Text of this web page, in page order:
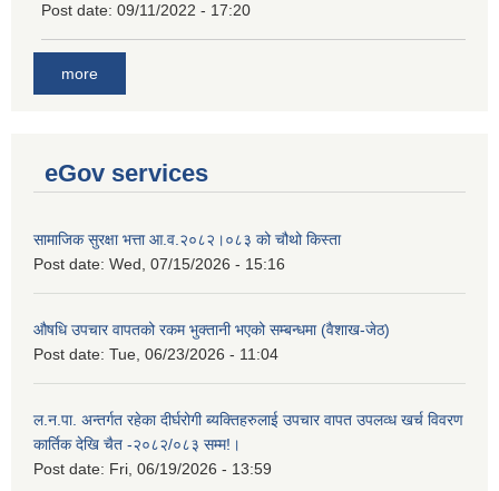
Post date: 09/11/2022 - 17:20
more
eGov services
सामाजिक सुरक्षा भत्ता आ.व.२०८२।०८३ को चौथो किस्ता
Post date: Wed, 07/15/2026 - 15:16
औषधि उपचार वापतको रकम भुक्तानी भएको सम्बन्धमा (वैशाख-जेठ)
Post date: Tue, 06/23/2026 - 11:04
ल.न.पा. अन्तर्गत रहेका दीर्घरोगी ब्यक्तिहरुलाई उपचार वापत उपलव्ध खर्च विवरण
कार्तिक देखि चैत -२०८२/०८३ सम्म!।
Post date: Fri, 06/19/2026 - 13:59